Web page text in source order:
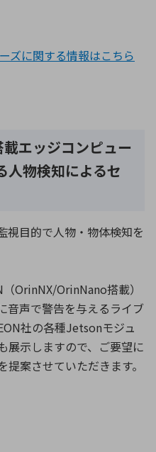
ズに関する情報はこちら
エッジコンピュー
人物検知によるセ
視目的で人物・物体検知を
OrinNX/OrinNano搭載）
音声で警告を与えるライブ
社の各種Jetsonモジュ
展示しますので、ご要望に
案させていただきます。